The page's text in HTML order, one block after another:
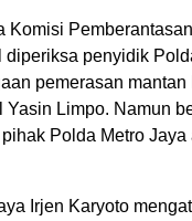
Komisi
diperiksa penyidik
pemerasan
Yasin Limpo. Namun
Polda Metro Jaya
Irjen Karyoto